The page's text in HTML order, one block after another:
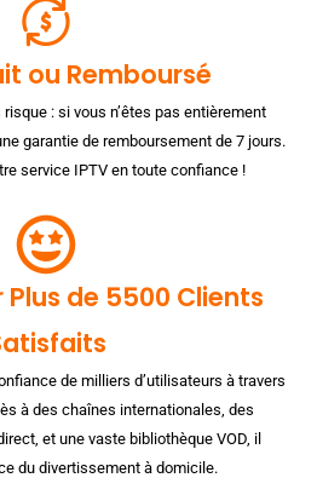
ou Remboursé
: si vous n’êtes pas entièrement
garantie de remboursement de 7 jours.
service IPTV en toute confiance !
de 5500 Clients
de milliers d’utilisateurs à travers
à des chaînes internationales, des
et une vaste bibliothèque VOD, il
du divertissement à domicile.